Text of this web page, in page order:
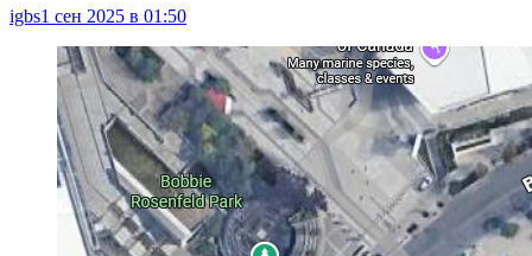
igbs1 сен 2025 в 01:50